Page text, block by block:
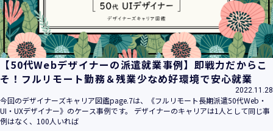
平成26年 9月10日 改訂
平成27年 6月24日 改訂
平成28年11月 1日 改訂
平成30年 7月 1日 改訂
令和6年 5月 1日 改訂
令和7年 2月17日 改訂
株式会社ユウクリ（以下「当社」といいます。）が取得する
個人情報とは、個人の識別に係る以下の情報をいいます。
【50代Webデザイナーの派遣就業事例】即戦力だからこ
そ！フルリモート勤務＆残業少なめ好環境で安心就業
2022.11.28
今回のデザイナーズキャリア図鑑page.7は、《フルリモート長期派遣50代Web・
UI・UXデザイナー》のケース事例です。 デザイナーのキャリアは1人として同じ事
例はなく、100人いれば